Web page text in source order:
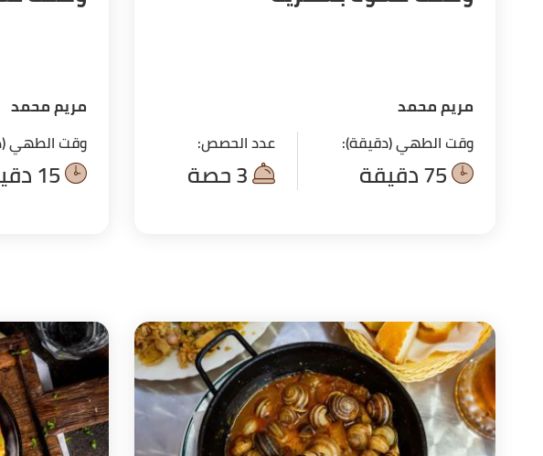
مريم محمد
وقت الطهي (دقيقة):
عدد الحصص:
مريم محمد
وقت الطهي
15 دقيقة